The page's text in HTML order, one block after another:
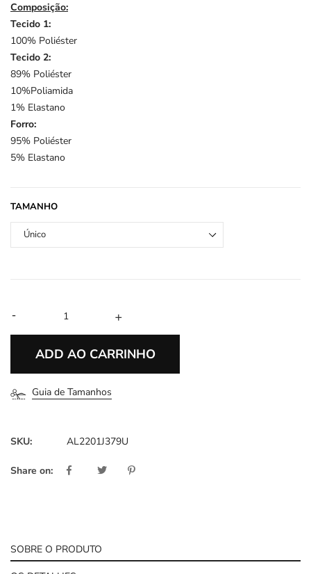
Composição:
Tecido 1:
100% Poliéster
Tecido 2:
89% Poliéster
10%Poliamida
1% Elastano
Forro:
95% Poliéster
5% Elastano
TAMANHO
Único
+
-
ADD AO CARRINHO
Guia de Tamanhos
SKU: AL2201J379U
Share on:
SOBRE O PRODUTO